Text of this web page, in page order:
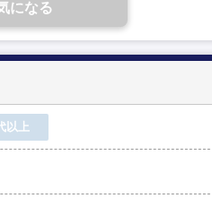
になる
以上